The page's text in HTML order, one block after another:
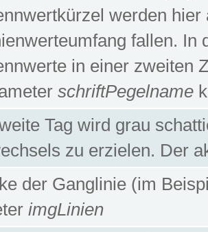
werden
fallen. In
in einer zweiten
schriftPegelname
Tag wird grau
zu erzielen. Der
der Ganglinie (im
imgLinien